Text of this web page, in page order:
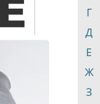
Г
Д
Е
Ж
З